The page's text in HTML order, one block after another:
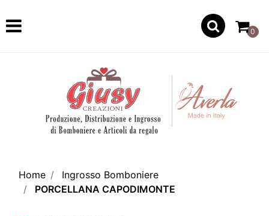
Open
0
Home
Ingrosso Bomboniere
PORCELLANA CAPODIMONTE